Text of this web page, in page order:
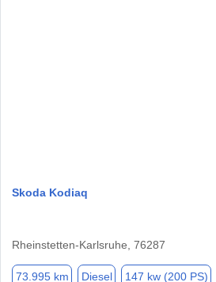
Skoda Kodiaq
Rheinstetten-Karlsruhe, 76287
73.995 km Diesel 147 kw (200 PS)